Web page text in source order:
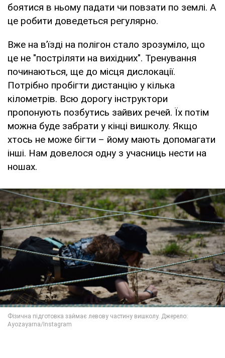
боятися в ньому падати чи повзати по землі. А
це робити доведеться регулярно.
Вже на в’їзді на полігон стало зрозуміло, що
це не "постріляти на вихідних". Тренування
починаються, ще до місця дислокації.
Потрібно пробігти дистанцію у кілька
кілометрів. Всю дорогу інструктори
пропонують позбутись зайвих речей. Їх потім
можна буде забрати у кінці вишколу. Якщо
хтось не може бігти – йому мають допомагати
інші. Нам довелося одну з учасниць нести на
ношах.